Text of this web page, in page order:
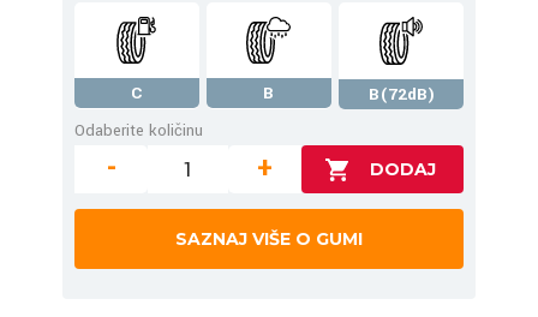
C B
B(72dB)
Odaberite količinu
- +
SAZNAJ VIŠE O GUMI